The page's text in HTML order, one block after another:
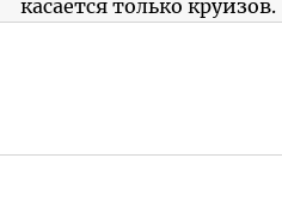
касается только круизов.